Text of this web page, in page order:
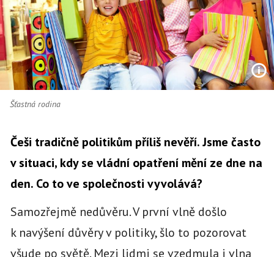
Šťastná rodina
Češi tradičně politikům příliš nevěří. Jsme často
v situaci, kdy se vládní opatření mění ze dne na
den. Co to ve společnosti vyvolává?
Samozřejmě nedůvěru. V první vlně došlo
k navýšení důvěry v politiky, šlo to pozorovat
všude po světě. Mezi lidmi se vzedmula i vlna